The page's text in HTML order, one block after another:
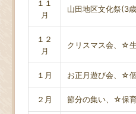
１１
月
山田地区文化祭(3
１２
月
クリスマス会、☆
１月 お正月遊び会、☆
２月 節分の集い、☆保